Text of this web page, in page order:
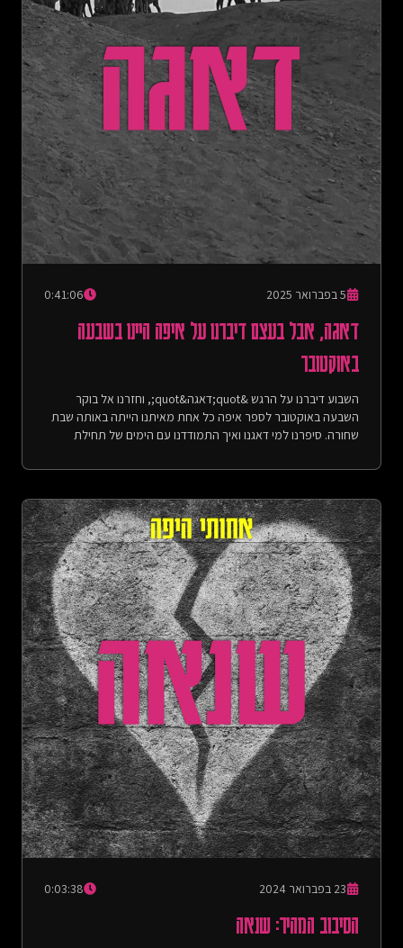
5 בפברואר 2025 0:41:06
דאגה, אבל בעצם דיברנו על איפה היינו בשבעה
באוקטובר
השבוע דיברנו על הרגש &quot;דאגה&quot;, וחזרנו אל בוקר
השבעה באוקטובר לספר איפה כל אחת מאיתנו הייתה באותה שבת
שחורה. סיפרנו למי דאגנו ואיך התמודדנו עם הימים של תחילת
הלאומית, אבל הוא רגע בחיים כשברקע מדינת ישראל השתנתה. עוד
&quot;Worry&quot; from &quot;Atlas of the Heart: Mapping
Meaningful Connection and the Language of Human
Experience&quot; by Brené Brown, p. 11- הפרק בו דיברנו על
הפעם שהיינו ביחד בגייז במדבר - פגיעות, אבל בעצם דיברנו על
בדידות (עונה 1, פרק 25):
https://open.spotify.com/episode/3N57J0ZHUBgev6ugzC7azj
https://achotihayafa.com/episodes/0125-loneliness-
vulnerability/ - פרק המאזינות בו גל סיפרה על תאונת הדרכים שלה
ב-6 באוקטובר - אושר, אבל בעצם דיברנו על מאיפה אושר מתחיל
(עונה 1, פרק 22):
https://open.spotify.com/episode/1rwIBZ7wfG1JPiakVp79tK
https://achotihayafa.com/episodes/0122-happiness-where-
does-happiness-begin/- הפרק בו צחי סיפר על הריב עם צחי -
גבולות, אבל בעצם דיברנו על הניסיון להבין מי אני (עונה 2, פרק 3):
https://open.spotify.com/episode/0lRvIgG3fKq63K7VoPZ4ay
https://achotihayafa.com/episodes/0203-boundaries-who-i-
am/ בין השורות:- יש לך אותי - רביד פלוטניק, מילים: רביד פלוטניק
ודודו טסה, לחן: רביד פלוטניק, דודו טסה וישי סוויסה- סופרמן - עידן
עמדי, מילים ולחן: עידן עמדי- פלייליסט עם כל השירים שהופיעו
בפינה בין השורות:
שימוש וסחר בסמים אינו חוקי במדינת ישראל. אנחנו לא מעודדות
https://achotihayafa.com/episodes/0215-worry-where-we-
were-on-october-7th/
23 בפברואר 2024 0:03:38
הסיבוב המהיר: שנאה